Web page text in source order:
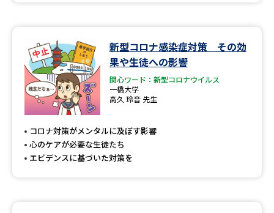
データサイエンス特集 奨学金・特待生制度特集
デジタルパンフレット 進路の３択
新学年スタート号特集ページ
（高3生用）
新学年スタート号特集ページ
SELFBRAND特集ページ
新型コロナ感染症対策 その効
果や生徒への影響
関心ワード：新型コロナウイルス
一橋大学
高久 玲音 先生
コロナ対策がメンタルに及ぼす影響
心のケアが必要な生徒たち
エビデンスに基づいた対策を